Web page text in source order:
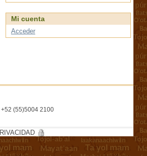
Mi cuenta
Acceder
+52 (55)5004 2100